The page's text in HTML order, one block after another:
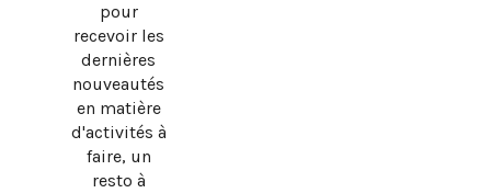
pour
recevoir les
dernières
nouveautés
en matière
d'activités à
faire, un
resto à